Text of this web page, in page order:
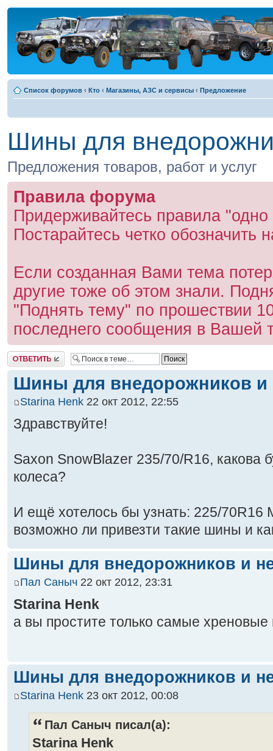
Список форумов ‹ Кто ‹ Магазины, АЗС и сервисы ‹ Предложение
Шины для
Предложения товаров, работ и услуг
Правила форума
Придерживайтесь правила
Постарайтесь четко обозначить
Если созданная Вами тема
другие тоже об этом знали.
"Поднять тему" по прошествии
последнего сообщения в Вашей
Ответить
Шины для внедорожников и
Starina Henk 22 окт 2012, 22:55
Здравствуйте!
Saxon SnowBlazer 235/70/R16, какова
колеса?
И ещё хотелось бы узнать: 225/
возможно ли привезти такие шины и
Шины для внедорожников и
Пал Саныч 22 окт 2012, 23:31
Starina Henk
а вы простите только самые
Шины для внедорожников и
Starina Henk 23 окт 2012, 00:08
Пал Саныч писал(а):
Starina Henk